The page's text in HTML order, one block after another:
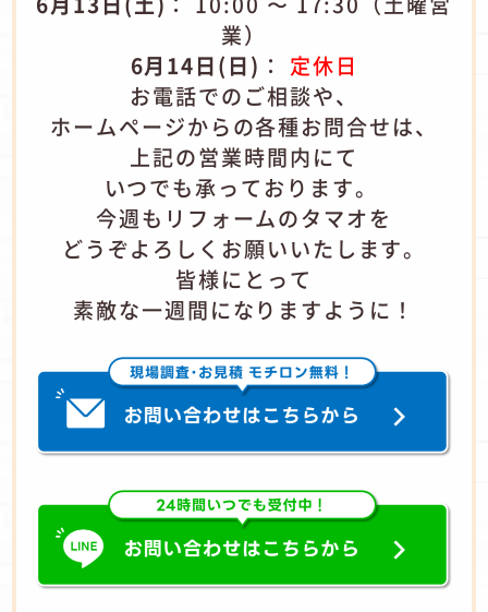
業）
6月14日(日) ： 定休日
お電話でのご相談や、
ホームページからの各種お問合せは、
上記の営業時間内にて
いつでも承っております。 ​
今週もリフォームのタマオを
どうぞよろしくお願いいたします。
皆様にとって
素敵な一週間になりますように！